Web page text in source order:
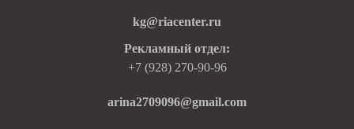
kg@riacenter.ru
Рекламный отдел:
+7 (928) 270-90-96
arina2709096@gmail.com